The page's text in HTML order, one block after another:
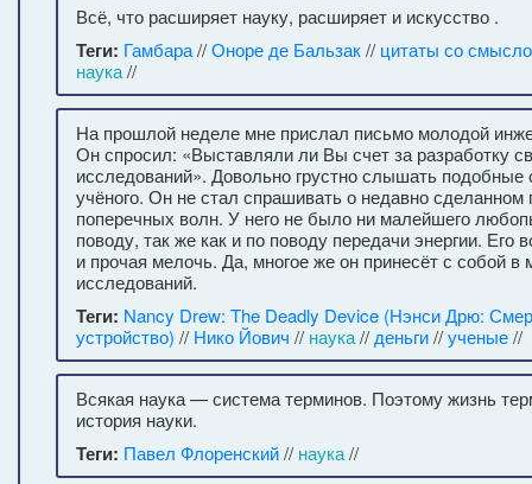
Всё, что расширяет науку, расширяет и искусство .
Теги: Гамбара//Оноре де Бальзак// цитаты со
наука//
На прошлой неделе мне прислал письмо молодой
Он спросил: «Выставляли ли Вы счет за разработку
исследований». Довольно грустно слышать подобные
учёного. Он не стал спрашивать о недавно сделанном
поперечных волн. У него не было ни малейшего
поводу, так же как и по поводу передачи энергии. Его
и прочая мелочь. Да, многое же он принесёт с собой в
исследований.
Теги: Nancy Drew: The Deadly Device (Нэнси Дрю:
устройство) // Нико Йович // наука// деньги//ученые//
Всякая наука — система терминов. Поэтому жизнь
история науки.
Теги: Павел Флоренский// наука//